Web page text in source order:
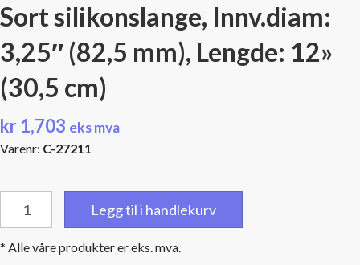
Sort silikonslange, Innv.diam:
3,25″ (82,5 mm), Lengde: 12»
(30,5 cm)
kr 1,703 eks mva
Varenr: C-27211
silikonslange,
3,25"
Legg til i handlekurv
* Alle våre produkter er eks. mva.